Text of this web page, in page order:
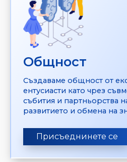
Общност
Създаваме общност от
ентусиасти като чрез
събития и партньорства
развитието и обмена на
Присъеднинете се